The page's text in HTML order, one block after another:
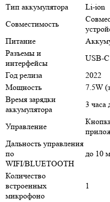
Тип аккумулятора
Li-ion
Совместимость
Питание
Разъемы и
интерфейсы
USB-C
Год релиза
2022
Мощность
7.5W
Время зарядки
аккумулятора
3 часа
Управление
Дальность управления
по
WIFI/BLUETOOTH
до 10 м
Количество
встроенных
микрофоно
1